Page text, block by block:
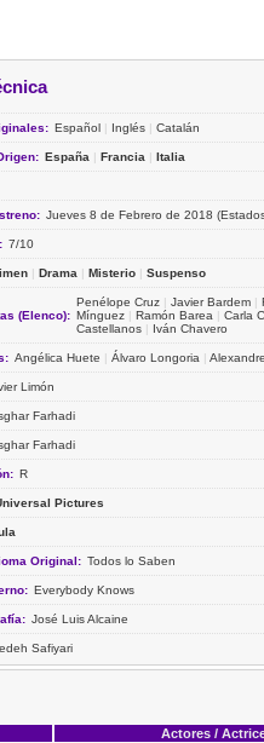
Español | Inglés | Catalán
España | Francia | Italia
Jueves 8 de Febrero de 2018
7/10
| Drama | Misterio | Suspenso
(Elenco):
Penélope Cruz | Javier Bardem |
Mínguez | Ramón Barea | Carla
Castellanos | Iván Chavero
Angélica Huete | Álvaro Longoria |
Limón
Farhadi
Farhadi
R
Pictures
Original: Todos lo Saben
Everybody Knows
José Luis Alcaine
Safiyari
Actores /